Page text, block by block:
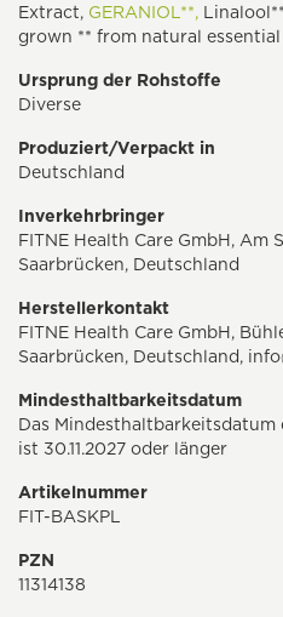
Extract, GERANIOL**,
grown ** from natural essential
Ursprung der Rohstoffe
Diverse
Produziert/Verpackt in
Deutschland
Inverkehrbringer
FITNE Health Care GmbH, Am
Saarbrücken, Deutschland
Herstellerkontakt
FITNE Health Care GmbH,
Saarbrücken, Deutschland,
Mindesthaltbarkeitsdatum
Das Mindesthaltbarkeitsdatum
ist 30.11.2027 oder länger
Artikelnummer
FIT-BASKPL
PZN
11314138